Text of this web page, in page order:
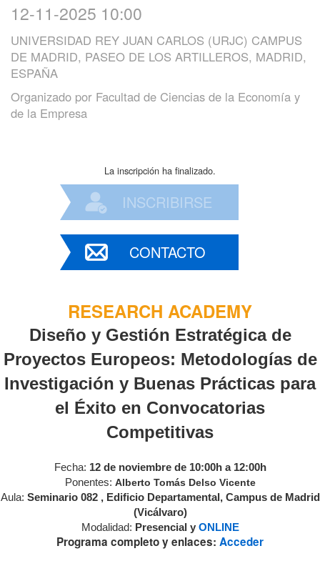
12-11-2025 10:00
UNIVERSIDAD REY JUAN CARLOS (URJC) CAMPUS
DE MADRID, PASEO DE LOS ARTILLEROS, MADRID,
ESPAÑA
Organizado por Facultad de Ciencias de la Economía y
de la Empresa
La inscripción ha finalizado.
INSCRIBIRSE
CONTACTO
RESEARCH ACADEMY
Diseño y Gestión Estratégica de
Proyectos Europeos: Metodologías de
Investigación y Buenas Prácticas para
el Éxito en Convocatorias
Competitivas
Fecha: 12 de noviembre de 10:00h a 12:00h
Ponentes: Alberto Tomás Delso Vicente
Aula: Seminario 082 , Edificio Departamental, Campus de Madrid
(Vicálvaro)
Modalidad: Presencial y ONLINE
Programa completo y enlaces: Acceder